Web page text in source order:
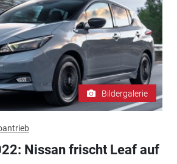
Bildergalerie
Nissan frischt Leaf auf